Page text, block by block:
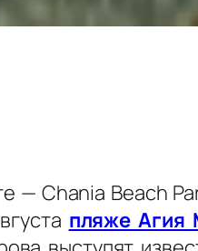
— Chania Beach
пляже Агия